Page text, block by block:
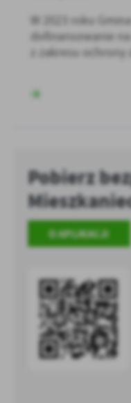
W 2023 roku
dofinansowanie
z zakresu ochrony
Pobierz
O APLIKACJI